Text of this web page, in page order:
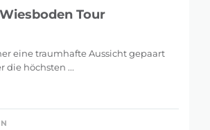
Tour
eine traumhafte Aussicht gepaart
die höchsten ...